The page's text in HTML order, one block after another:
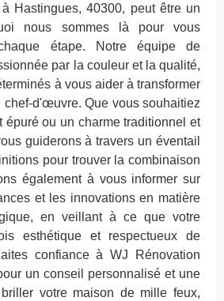
Hastingues, 40300, peut être un
nous sommes là pour vous
étape. Notre équipe de
par la couleur et la qualité,
à vous aider à transformer
chef-d'œuvre. Que vous souhaitiez
épuré ou un charme traditionnel et
guiderons à travers un éventail
pour trouver la combinaison
également à vous informer sur
et les innovations en matière
en veillant à ce que votre
esthétique et respectueux de
confiance à WJ Rénovation
un conseil personnalisé et une
votre maison de mille feux,